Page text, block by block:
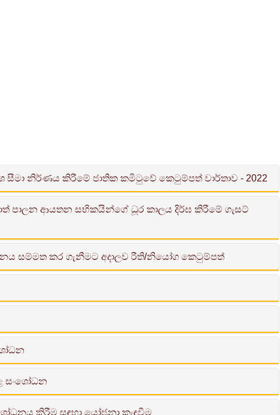
සීමා නිර්ණය කිරීමේ ජාතික කමිටුවේ කෙටුම්පත් වාර්තාව - 2022
පාලන ආයතන සභිකයින්ගේ ධූර කාලය දිර්ඝ කිරීමේ ගැසට්
සම්මත කර ගැනීමට අදාලව රීති/නියෝග කෙටුම්පත්
ඡන්ද විමසීම් (සංශෝධන) පනත
පනත
සංශෝධන
කිරීම සඳහා යෝජනා කැඳවීම